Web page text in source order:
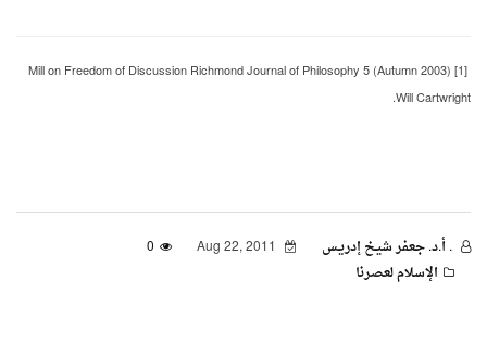
[1] Mill on Freedom of Discussion Richmond Journal of Philosophy 5 (Autumn 2003)
Will Cartwright.
. أ.د. جعفر شيـخ إدريـس
0
الإسلام لعصرنا